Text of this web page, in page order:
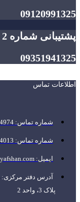
09120991325
پشتیبانی شماره 2
09351941325
اطلاعات تماس
شماره تماس: 02134974
شماره تماس: 02191004013
ایمیل: info@reyafshan.com
آدرس دفتر مرکزی:
پلاک 3، واحد 2